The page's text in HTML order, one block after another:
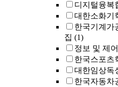
디지털융복
대한소화기
한국기계가
집 (1)
정보 및 제
한국스포츠
대한임상독
한국자동차